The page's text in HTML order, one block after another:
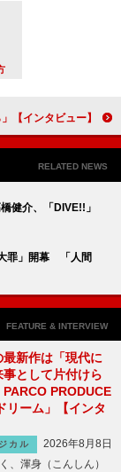
【インタビュー】舞台「ハルシオン・デイズ2020」南沢奈央「こういった時代だからこそエンタメで心を癒やしてもらえたら」
RELATED NEWS
健介、「DIVE!!」
罪」開幕 「人間
FEATURE & INTERVIEW
新作は「現代に
として片付けら
PRODUCE
リーム」【インタ
カル
2026年8月8日
、渾身（こんしん）